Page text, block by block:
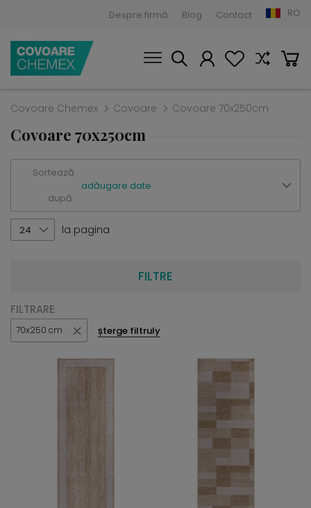
Despre firmă Blog Contact RO
Covoare Chemex Covoare Covoare 70x250cm
Covoare 70x250cm
Sortează
după:
adăugare date
24 la pagina
FILTRE
FILTRARE
70x250 cm șterge filtruly